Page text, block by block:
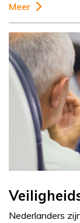
Meer
Nederlanders